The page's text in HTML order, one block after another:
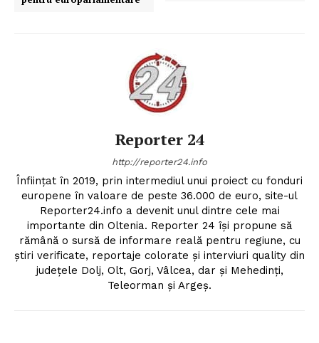
Reporter 24
http://reporter24.info
Înfiinţat în 2019, prin intermediul unui proiect cu fonduri
europene în valoare de peste 36.000 de euro, site-ul
Reporter24.info a devenit unul dintre cele mai
importante din Oltenia. Reporter 24 îşi propune să
rămână o sursă de informare reală pentru regiune, cu
ştiri verificate, reportaje colorate şi interviuri quality din
judeţele Dolj, Olt, Gorj, Vâlcea, dar şi Mehedinţi,
Teleorman şi Argeş.